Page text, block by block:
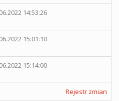
14:53:26
15:01:10
15:14:00
Rejestr zmian